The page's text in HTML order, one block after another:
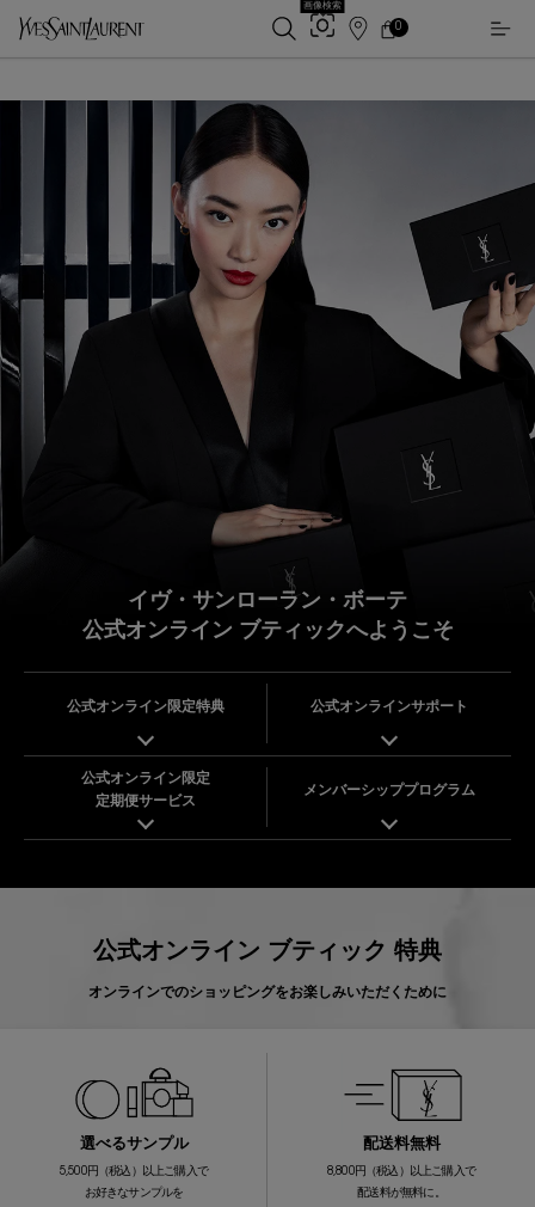
画像検索
店
舗
カ
ー
0
0 カート内の製品
イヴ・サンローラン・ボーテ
公式オンライン ブティックへようこそ
公式オンライン限定特典 公式オンラインサポート
公式オンライン限定
定期便サービス
メンバーシッププログラム
公式オンライン ブティック 特典
オンラインでのショッピングをお楽しみいただくために
選べるサンプル
5,500円（税込）以上ご購入で
お好きなサンプルを
配送料無料
8,800円（税込）以上ご購入で
配送料が無料に。